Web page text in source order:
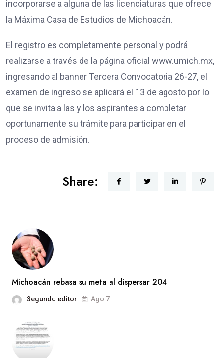
incorporarse a alguna de las licenciaturas que ofrece
la Máxima Casa de Estudios de Michoacán.
El registro es completamente personal y podrá
realizarse a través de la página oficial www.umich.mx,
ingresando al banner Tercera Convocatoria 26-27, el
examen de ingreso se aplicará el 13 de agosto por lo
que se invita a las y los aspirantes a completar
oportunamente su trámite para participar en el
proceso de admisión.
Share:
Michoacán rebasa su meta al dispersar 204
Segundo editor Ago 7